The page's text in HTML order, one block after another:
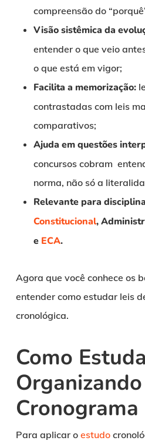
compreensão do
Visão sistêmica da
entender o que veio
o que está em vigor;
Facilita a memorização:
contrastadas com leis
comparativos;
Ajuda em questões
concursos cobram
norma, não só a
Relevante para
Constitucional,
e ECA.
Agora que você conhece os
entender como estudar leis
cronológica.
Como
Cronograma
Para aplicar o estudo